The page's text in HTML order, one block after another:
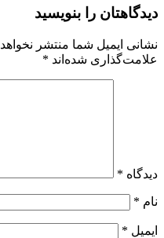
دیدگاهتان را بنویسید
نشانی ایمیل شما منتشر
علامت‌گذاری شده‌اند *
دیدگاه *
نام *
ایمیل *